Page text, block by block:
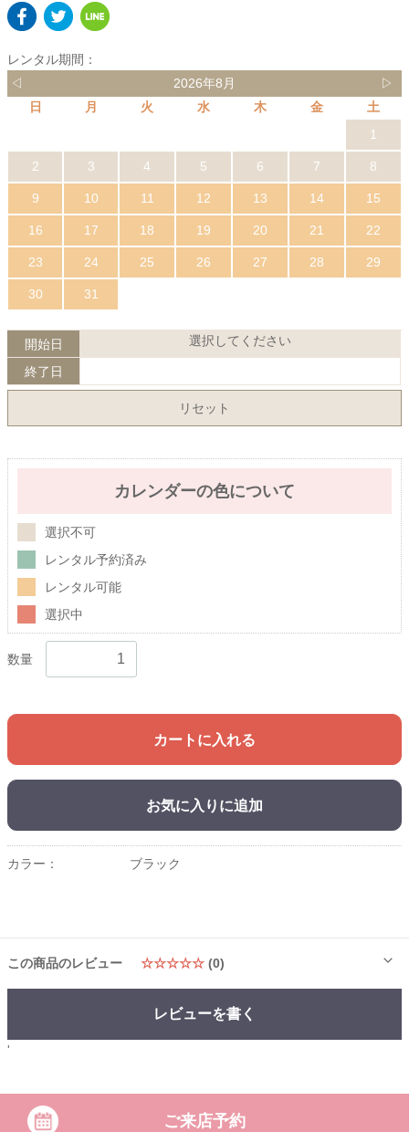
レンタル期間：
◁
2026年8月
▷
日
月 火 水 木 金
土
1
2 3 4 5 6 7 8
9 10 11 12 13 14 15
16 17 18 19 20 21 22
23 24 25 26 27 28 29
30 31
開始日 選択してください
終了日
リセット
カレンダーの色について
選択不可
レンタル予約済み
レンタル可能
選択中
数量
カートに入れる
お気に入りに追加
カラー： ブラック
この商品のレビュー ☆☆☆☆☆ (0)
レビューを書く
'
ご来店予約